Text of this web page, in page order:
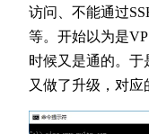
访问、不能通过
等。开始以为是
时候又是通的。于
又做了升级，对应